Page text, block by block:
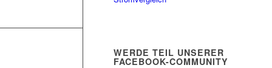
WERDE TEIL UNSERER
FACEBOOK-COMMUNITY